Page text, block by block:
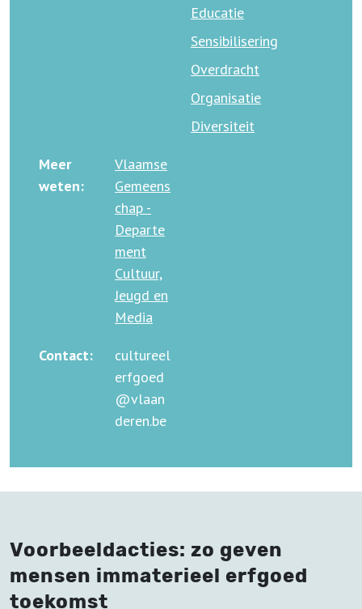
Educatie
Sensibilisering
Overdracht
Organisatie
Diversiteit
Meer
weten:
Vlaamse
Gemeens
chap -
Departe
ment
Cultuur,
Jeugd en
Media
Contact:
cultureel
erfgoed
@vlaan
deren.be
Voorbeeldacties: zo geven
mensen immaterieel erfgoed
toekomst